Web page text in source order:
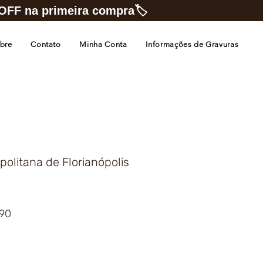
Contato Minha Conta Informações de Gravuras
OFF na primeira compra🏷️
de Florianópolis